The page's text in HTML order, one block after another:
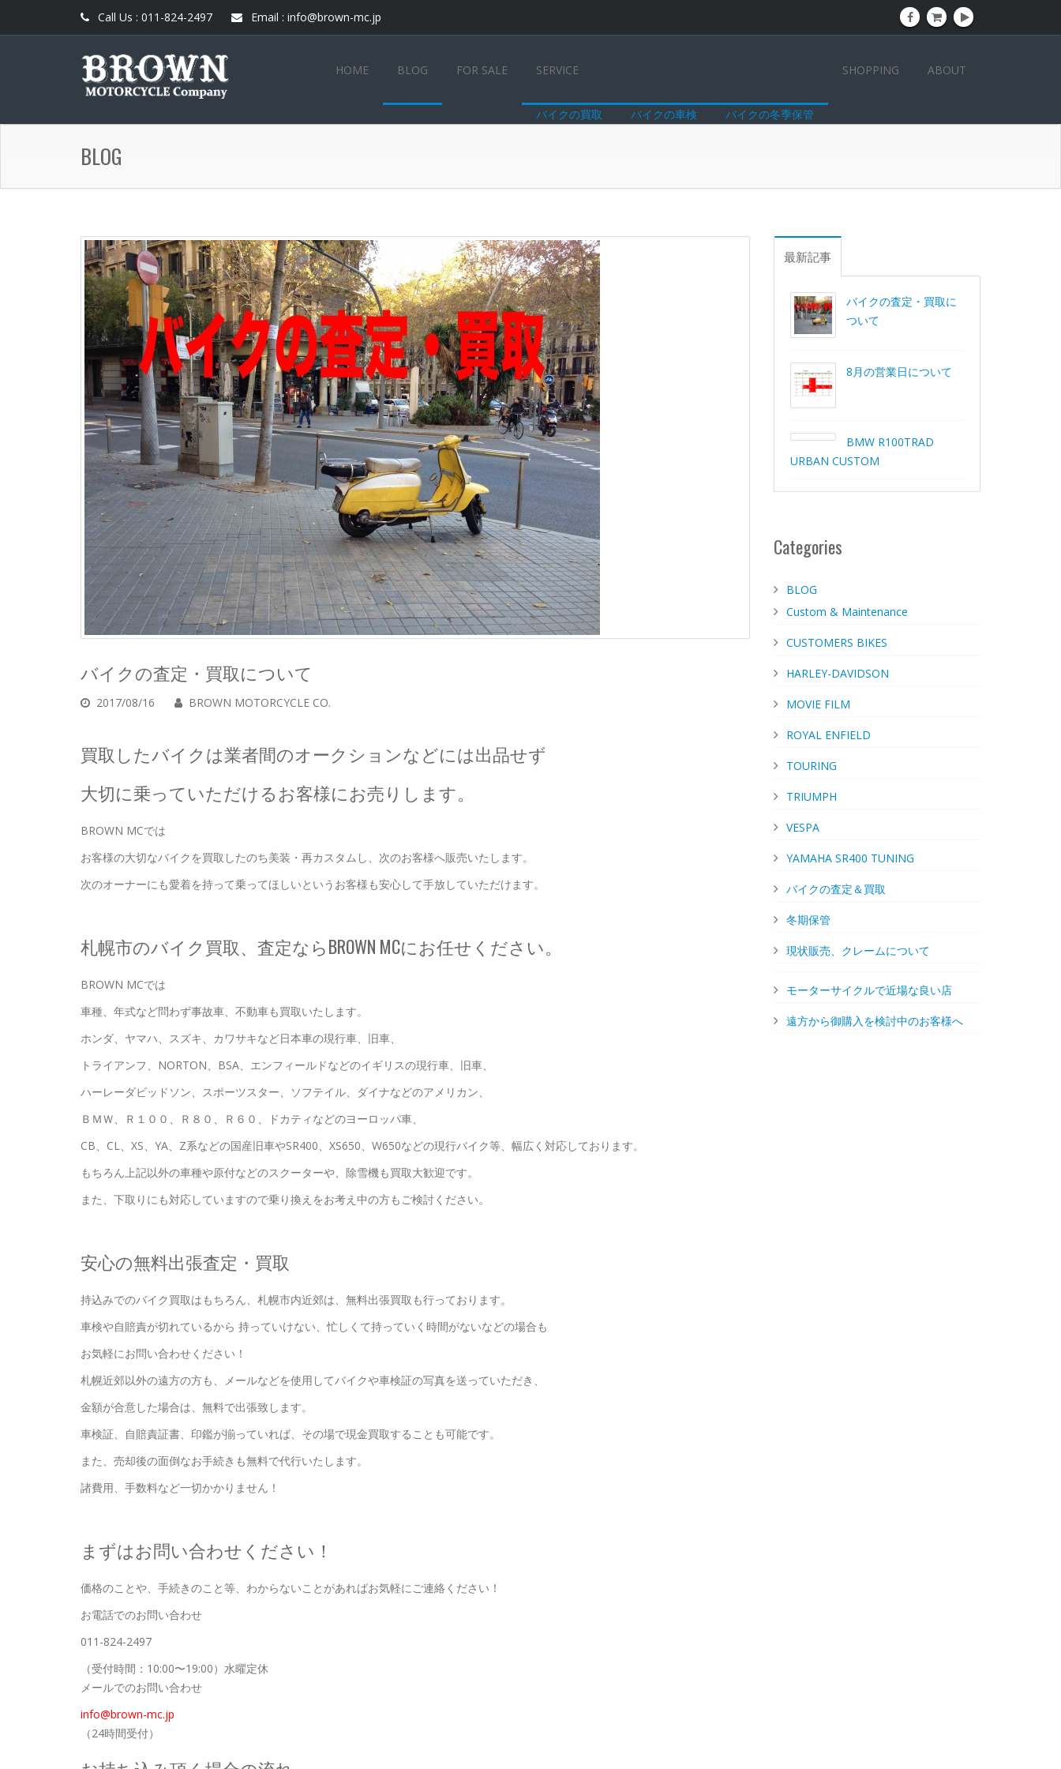
Call Us : 011-824-2497 Email : info@brown-mc.jp
HOME BLOG FOR SALE SERVICE
バイクの買取 バイクの車検 バイクの冬季保管
SHOPPING ABOUT
BLOG
バイクの査定・買取について
2017/08/16 BROWN MOTORCYCLE CO.
買取したバイクは業者間のオークションなどには出品せず
大切に乗っていただけるお客様にお売りします。
BROWN MCでは
お客様の大切なバイクを買取したのち美装・再カスタムし、次のお客様へ販売いたします。
次のオーナーにも愛着を持って乗ってほしいというお客様も安心して手放していただけます。
札幌市のバイク買取、査定ならBROWN MCにお任せください。
BROWN MCでは
車種、年式など問わず事故車、不動車も買取いたします。
ホンダ、ヤマハ、スズキ、カワサキなど日本車の現行車、旧車、
トライアンフ、NORTON、BSA、エンフィールドなどのイギリスの現行車、旧車、
ハーレーダビッドソン、スポーツスター、ソフテイル、ダイナなどのアメリカン、
ＢＭＷ、Ｒ１００、Ｒ８０、Ｒ６０、ドカティなどのヨーロッパ車、
CB、CL、XS、YA、Z系などの国産旧車やSR400、XS650、W650などの現行バイク等、幅広く対応しております。
もちろん上記以外の車種や原付などのスクーターや、除雪機も買取大歓迎です。
また、下取りにも対応していますので乗り換えをお考え中の方もご検討ください。
安心の無料出張査定・買取
持込みでのバイク買取はもちろん、札幌市内近郊は、無料出張買取も行っております。
車検や自賠責が切れているから 持っていけない、忙しくて持っていく時間がないなどの場合も
お気軽にお問い合わせください！
札幌近郊以外の遠方の方も、メールなどを使用してバイクや車検証の写真を送っていただき、
金額が合意した場合は、無料で出張致します。
車検証、自賠責証書、印鑑が揃っていれば、その場で現金買取することも可能です。
また、売却後の面倒なお手続きも無料で代行いたします。
諸費用、手数料など一切かかりません！
まずはお問い合わせください！
価格のことや、手続きのこと等、わからないことがあればお気軽にご連絡ください！
お電話でのお問い合わせ
011-824-2497
（受付時間：10:00〜19:00）水曜定休
メールでのお問い合わせ
info@brown-mc.jp
（24時間受付）
最新記事
バイクの査定・買取に
ついて
8月の営業日について
BMW R100TRAD
URBAN CUSTOM
Categories
BLOG
Custom & Maintenance
CUSTOMERS BIKES
HARLEY-DAVIDSON
MOVIE FILM
ROYAL ENFIELD
TOURING
TRIUMPH
VESPA
YAMAHA SR400 TUNING
バイクの査定＆買取
冬期保管
現状販売、クレームについて
モーターサイクルで近場な良い店
遠方から御購入を検討中のお客様へ